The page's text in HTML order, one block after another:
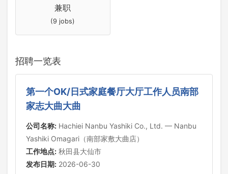
兼职
(9 jobs)
招聘一览表
第一个OK/日式家庭餐厅大厅工作人员南部
家志大曲大曲
公司名称: Hachiei Nanbu Yashiki Co., Ltd. — Nanbu
Yashiki Omagari（南部家敷大曲店）
工作地点: 秋田县大仙市
发布日期: 2026-06-30